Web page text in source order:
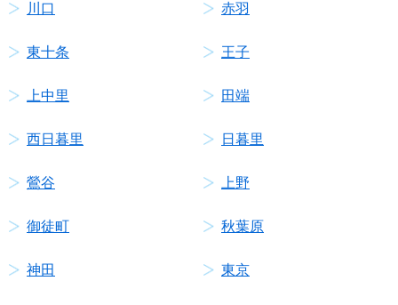
川口 赤羽
東十条 王子
上中里 田端
西日暮里 日暮里
鶯谷 上野
御徒町 秋葉原
神田 東京